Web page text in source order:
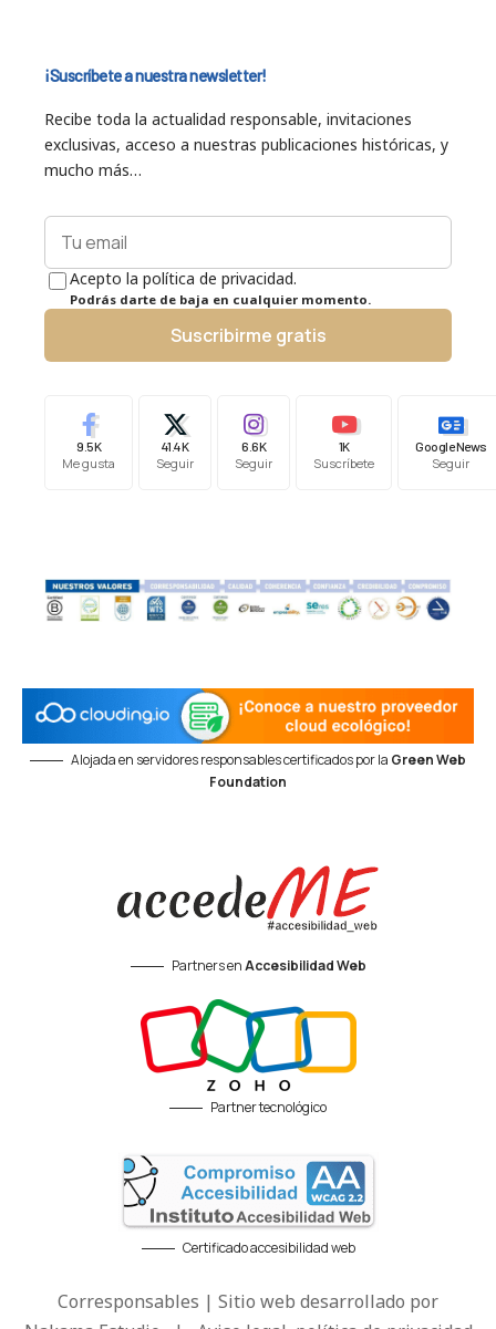
¡Suscríbete a nuestra newsletter!
Recibe toda la actualidad responsable, invitaciones
exclusivas, acceso a nuestras publicaciones históricas, y
mucho más…
Acepto la política de privacidad.
Podrás darte de baja en cualquier momento.
Suscribirme gratis
9.5K
Me gusta
41.4K
Seguir
6.6K
Seguir
1K
Suscríbete
Google News
Seguir
Alojada en servidores responsables certificados por la Green Web
Foundation
Partners enAccesibilidad Web
Partner tecnológico
Certificado accesibilidad web
Corresponsables | Sitio web desarrollado por